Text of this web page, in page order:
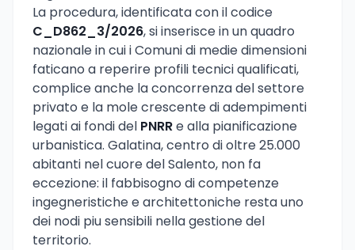
La procedura, identificata con il codice
C_D862_3/2026, si inserisce in un quadro
nazionale in cui i Comuni di medie dimensioni
faticano a reperire profili tecnici qualificati,
complice anche la concorrenza del settore
privato e la mole crescente di adempimenti
legati ai fondi del PNRRe alla pianificazione
urbanistica. Galatina, centro di oltre 25.000
abitanti nel cuore del Salento, non fa
eccezione: il fabbisogno di competenze
ingegneristiche e architettoniche resta uno
dei nodi piu sensibili nella gestione del
territorio.